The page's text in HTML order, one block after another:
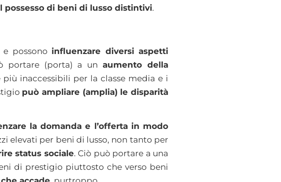
possesso di beni di lusso distintivi.
e possono influenzare diversi aspetti
portare (porta) a unaumento della
inaccessibili per la classe media e i
può ampliare (amplia) le disparità
la domanda e l’offerta in modo
elevati per beni di lusso, non tanto per
status sociale. Ciò può portare a una
di prestigio piuttosto che verso beni